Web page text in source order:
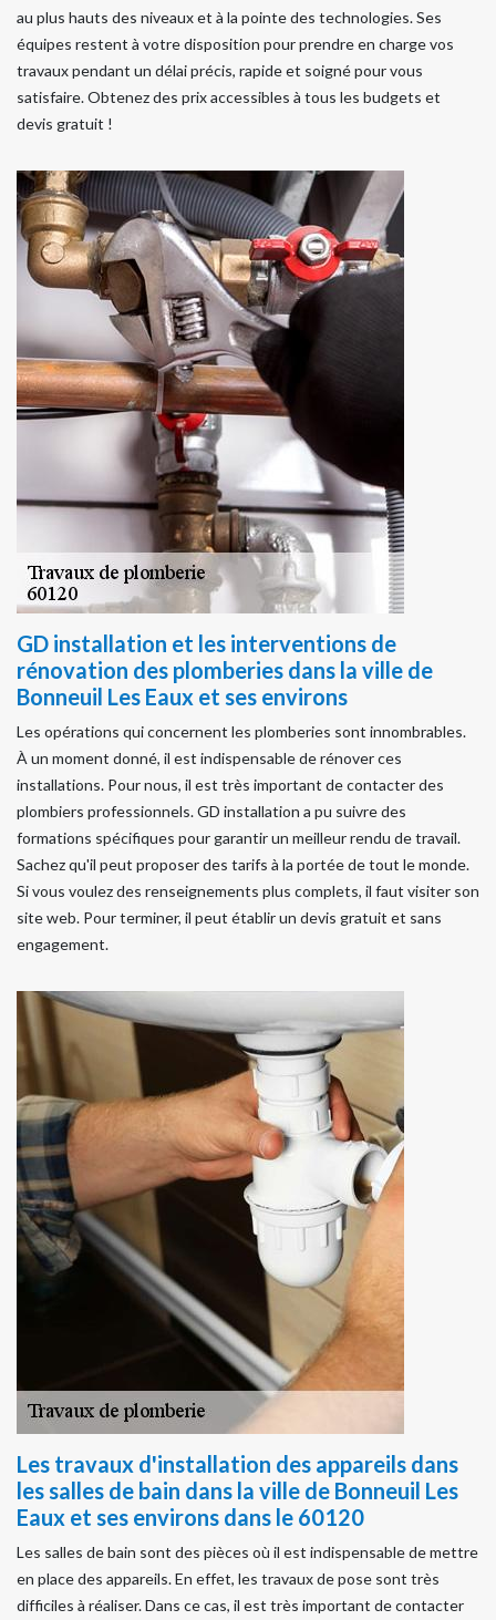
au plus hauts des niveaux et à la pointe des technologies. Ses
équipes restent à votre disposition pour prendre en charge vos
travaux pendant un délai précis, rapide et soigné pour vous
satisfaire. Obtenez des prix accessibles à tous les budgets et
devis gratuit !
GD installation et les interventions de
rénovation des plomberies dans la ville de
Bonneuil Les Eaux et ses environs
Les opérations qui concernent les plomberies sont innombrables.
À un moment donné, il est indispensable de rénover ces
installations. Pour nous, il est très important de contacter des
plombiers professionnels. GD installation a pu suivre des
formations spécifiques pour garantir un meilleur rendu de travail.
Sachez qu'il peut proposer des tarifs à la portée de tout le monde.
Si vous voulez des renseignements plus complets, il faut visiter son
site web. Pour terminer, il peut établir un devis gratuit et sans
engagement.
Les travaux d'installation des appareils dans
les salles de bain dans la ville de Bonneuil Les
Eaux et ses environs dans le 60120
Les salles de bain sont des pièces où il est indispensable de mettre
en place des appareils. En effet, les travaux de pose sont très
difficiles à réaliser. Dans ce cas, il est très important de contacter